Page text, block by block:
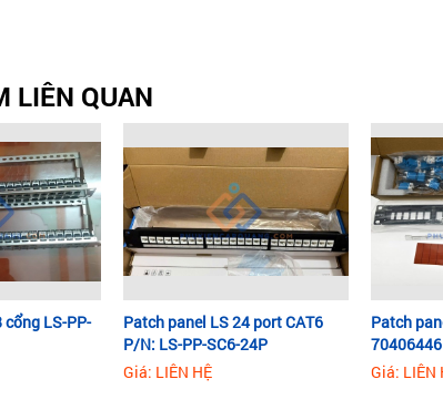
LIÊN QUAN
LS-PP-
Patch panel LS 24 port CAT6
P/N: LS-PP-SC6-24P
Giá: LIÊN HỆ
Patch
70406446
Giá: LIÊN